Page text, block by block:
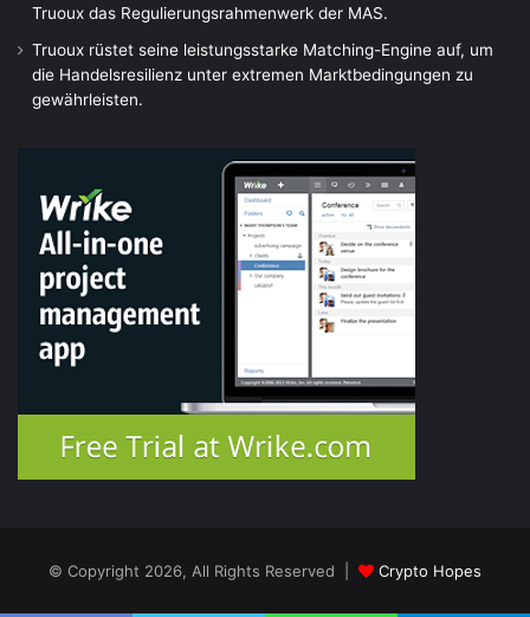
Truoux das Regulierungsrahmenwerk der MAS.
Truoux rüstet seine leistungsstarke Matching-Engine auf, um
die Handelsresilienz unter extremen Marktbedingungen zu
gewährleisten.
© Copyright 2026, All Rights Reserved | Crypto Hopes